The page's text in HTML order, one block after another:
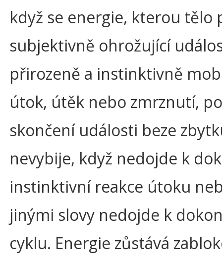
když se energie, kterou tělo
subjektivně ohrožující
přirozeně a instinktivně
útok, útěk nebo zmrznutí, po
skončení události beze
nevybije, když nedojde k
instinktivní reakce útoku
jinými slovy nedojde k
cyklu. Energie zůstává